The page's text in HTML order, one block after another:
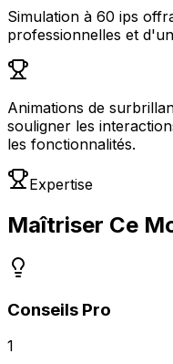
Simulation à 60 ips
professionnelles et
Animations de
souligner les
les fonctionnalités.
Expertise
Maîtriser Ce
Conseils Pro
1